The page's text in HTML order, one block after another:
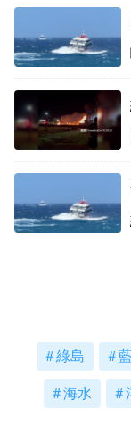
綠島
海水